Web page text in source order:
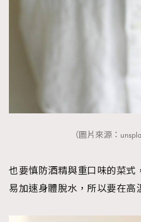
（圖片來源：
也要慎防酒精與重口味的菜式
易加速身體脫水，所以要在高